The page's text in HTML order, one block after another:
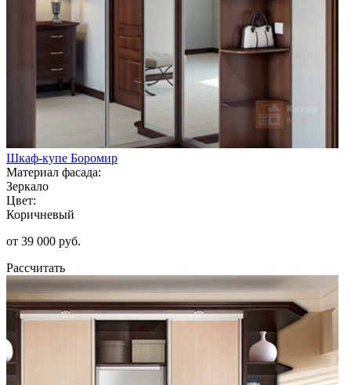
Шкаф-купе Боромир
Материал фасада:
Зеркало
Цвет:
Коричневый
от 39 000 руб.
Рассчитать